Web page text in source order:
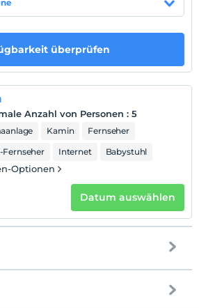
Keine zusätzlichen Kosten.
bis zum Alter von 2 ist
kostenlos für Kind(er) unter 6
kostenlos für Kind(er) unter 6
überprüfen
Anzahl von Personen : 5
Kamin
Fernseher
Fernseher
Internet Babystuhl
Optionen
Datum auswählen